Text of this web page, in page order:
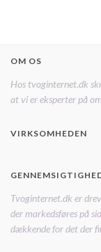
OM OS
Hos tvoginternet.dk
at vi er eksperter på
VIRKSOMHEDEN
Tvoginternet.dk er
der markedsføres på
dækkende for det der